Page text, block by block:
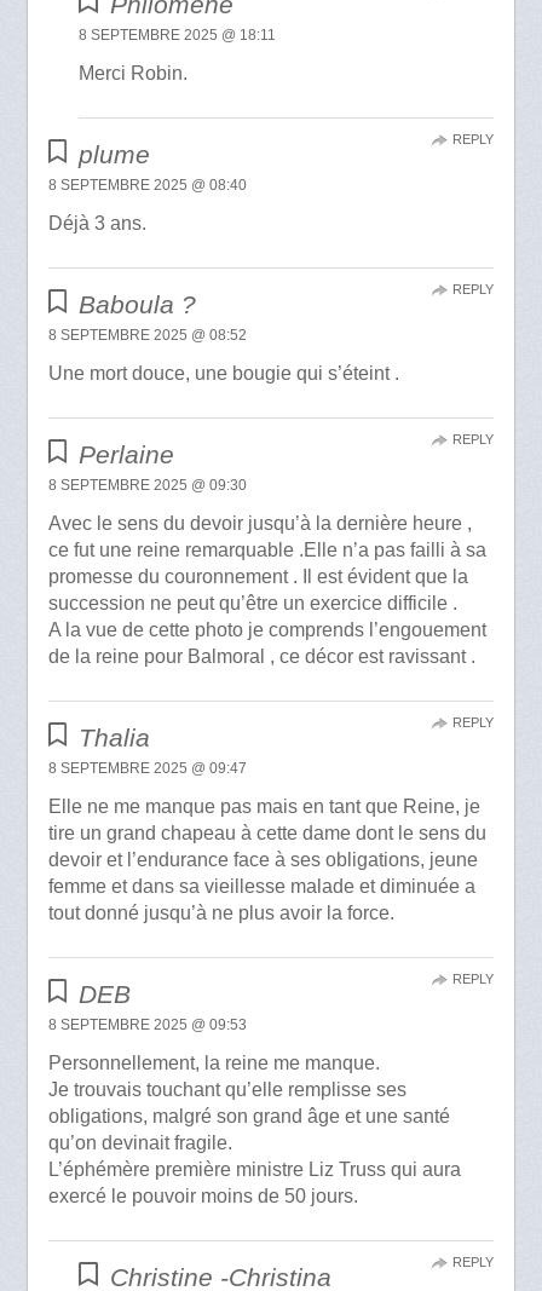
8 SEPTEMBRE 2025 @ 18:11
Merci Robin.
plume
8 SEPTEMBRE 2025 @ 08:40
Déjà 3 ans.
REPLY
Baboula ?
8 SEPTEMBRE 2025 @ 08:52
Une mort douce, une bougie qui s’éteint .
REPLY
Perlaine
8 SEPTEMBRE 2025 @ 09:30
Avec le sens du devoir jusqu’à la dernière heure ,
ce fut une reine remarquable .Elle n’a pas failli à sa
promesse du couronnement . Il est évident que la
succession ne peut qu’être un exercice difficile .
A la vue de cette photo je comprends l’engouement
de la reine pour Balmoral , ce décor est ravissant .
REPLY
Thalia
8 SEPTEMBRE 2025 @ 09:47
Elle ne me manque pas mais en tant que Reine, je
tire un grand chapeau à cette dame dont le sens du
devoir et l’endurance face à ses obligations, jeune
femme et dans sa vieillesse malade et diminuée a
tout donné jusqu’à ne plus avoir la force.
REPLY
DEB
8 SEPTEMBRE 2025 @ 09:53
Personnellement, la reine me manque.
Je trouvais touchant qu’elle remplisse ses
obligations, malgré son grand âge et une santé
qu’on devinait fragile.
L’éphémère première ministre Liz Truss qui aura
exercé le pouvoir moins de 50 jours.
REPLY
Christine -Christina
REPLY